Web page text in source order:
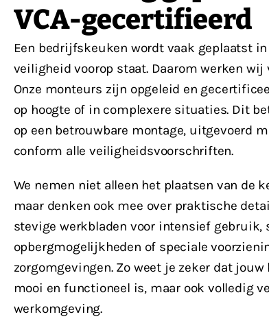
VCA-gecertifieerd
Een bedrijfskeuken wordt vaak geplaatst
veiligheid voorop staat. Daarom werken wij
Onze monteurs zijn opgeleid en
op hoogte of in complexere situaties. Dit
op een betrouwbare montage, uitgevoerd
conform alle veiligheidsvoorschriften.
We nemen niet alleen het plaatsen van de
maar denken ook mee over praktische
stevige werkbladen voor intensief gebruik,
opbergmogelijkheden of speciale
zorgomgevingen. Zo weet je zeker dat
mooi en functioneel is, maar ook volledig
werkomgeving.